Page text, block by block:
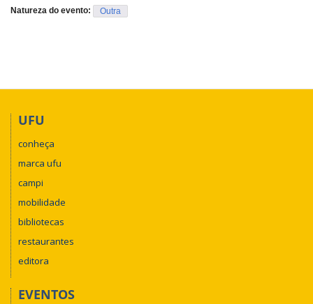
Natureza do evento: Outra
UFU
conheça
marca ufu
campi
mobilidade
bibliotecas
restaurantes
editora
EVENTOS